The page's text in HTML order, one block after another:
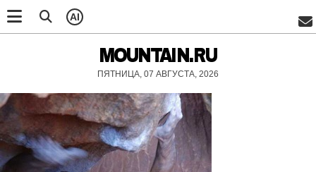
AI
MOUNTAIN.RU
ПЯТНИЦА, 07 АВГУСТА, 2026